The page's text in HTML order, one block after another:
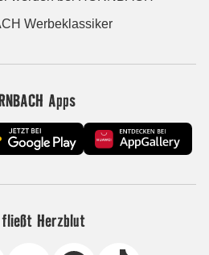
Werbeklassiker
Apps
Herzblut